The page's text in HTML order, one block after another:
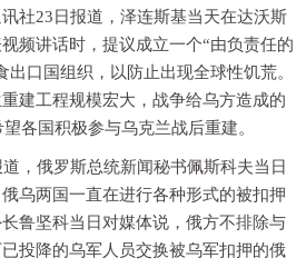
社23日报道，泽连斯基当天在达沃斯
频讲话时，提议成立一个“由负责任的
出口国组织，以防止出现全球性饥荒。
建工程规模宏大，战争给乌方造成的
各国积极参与乌克兰战后重建。
，俄罗斯总统新闻秘书佩斯科夫当日
乌两国一直在进行各种形式的被扣押
鲁坚科当日对媒体说，俄方不排除与
投降的乌军人员交换被乌军扣押的俄